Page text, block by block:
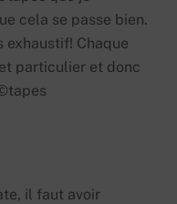
cela se passe bien.
exhaustif! Chaque
particulier et donc
il faut avoir